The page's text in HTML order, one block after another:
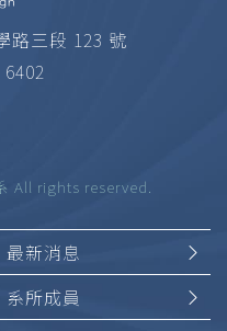
路三段 123 號
All rights reserved.
最新消息
系所成員